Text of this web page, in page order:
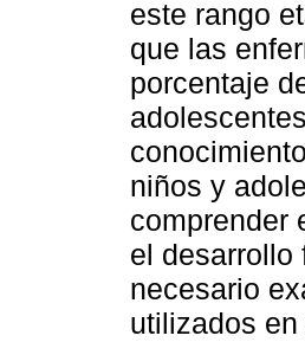
este rango
que las
porcentaje
niños y
comprender
el
necesario
utilizados